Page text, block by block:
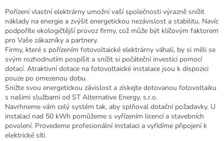
Pořízení vlastní elektrárny umožní vaší společnosti výrazně snížit
náklady na energie a zvýšit energetickou nezávislost a stabilitu. Navíc
podpoříte ekologičtější provoz firmy, což může být klíčovým faktorem
pro Vaše zákazníky a partnery.
Firmy, které s pořízením fotovoltaické elektrárny váhali, by si měli se
svým rozhodnutím pospíšit a snížit si počáteční investici pomocí
dotací. Atraktivní dotace na fotovoltaické instalace jsou k dispozici
pouze po omezenou dobu.
Snižte svou energetickou závislost a získejte dotovanou fotovoltaiku
s našimi službami od ST Alternative Energy, s.r.o.
Navrhneme vám celý systém tak, aby splňoval dotační požadavky. U
instalací nad 50 kWh pomůžeme s vyřízením licencí a stavebních
povolení. Provedeme profesionální instalaci a vyřídíme připojení k
elektrické síti.